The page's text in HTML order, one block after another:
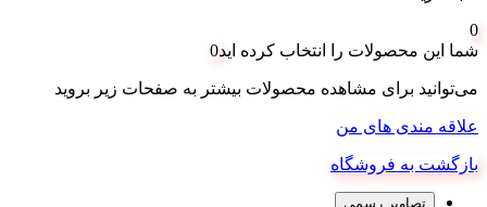
0
شما این محصولات را انتخاب کرده اید0
می‌توانید برای مشاهده محصولات بیشتر به صفحات زیر بروید
علاقه مندی های من
بازگشت به فروشگاه
تصاویر رسمی